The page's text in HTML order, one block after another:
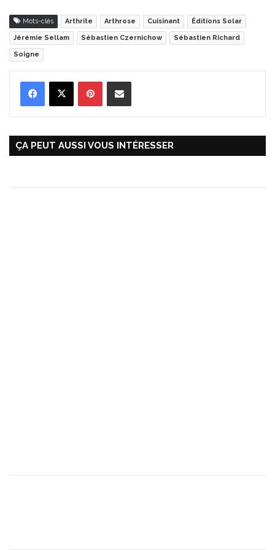
Mots-clés Arthrite Arthrose Cuisinant Éditions Solar
Jérémie Sellam Sébastien Czernichow Sébastien Richard
Soigne
ÇA PEUT AUSSI VOUS INTÉRESSER